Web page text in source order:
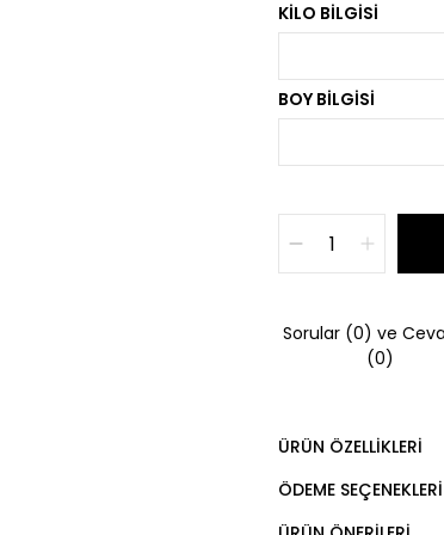
KILO BILGISI
BOY BILGISI
Sorular (0) ve
(0)
ÜRÜN ÖZELLIKLERI
ÖDEME SEÇENEKLERI